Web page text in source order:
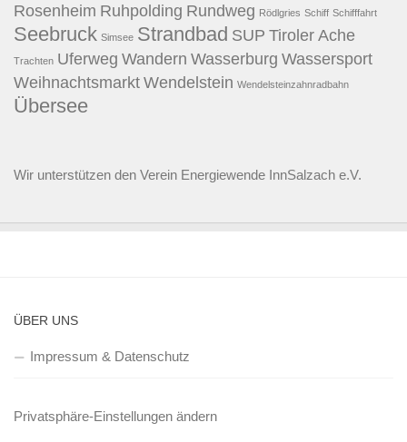
Rosenheim Ruhpolding Rundweg Rödlgries Schiff Schifffahrt
Seebruck Simsee Strandbad SUP Tiroler Ache
Trachten Uferweg Wandern Wasserburg Wassersport
Weihnachtsmarkt Wendelstein Wendelsteinzahnradbahn
Übersee
Wir unterstützen den Verein Energiewende InnSalzach e.V.
ÜBER UNS
Impressum & Datenschutz
Privatsphäre-Einstellungen ändern